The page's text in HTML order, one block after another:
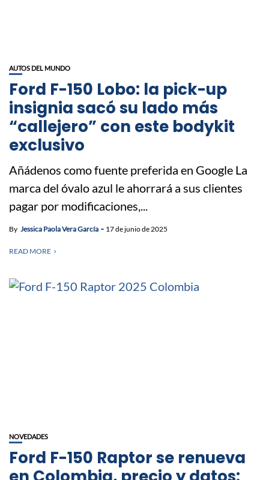
AUTOS DEL MUNDO
Ford F-150 Lobo: la pick-up
insignia sacó su lado más
“callejero” con este bodykit
exclusivo
Añádenos como fuente preferida en Google La
marca del óvalo azul le ahorrará a sus clientes
pagar por modificaciones,...
By Jessica Paola Vera García 17 de junio de 2025
READ MORE
NOVEDADES
Ford F-150 Raptor se renueva